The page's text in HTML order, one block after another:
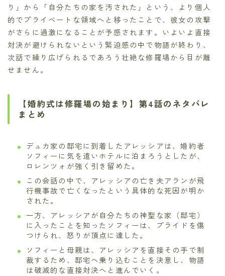
り」から「自分たちの家を汚された」という、より個人
的でプライベートな領域へと移ったことで、彼女の攻撃
がさらに過激になることが予感されます。いよいよ直接
対決が避けられないという緊迫感の中で物語が終わり、
次話で繰り広げられるであろう壮絶な修羅場から目が離
せません。
【婚約式は修羅場の始まり】第4話のネタバレ
まとめ
デュカ家の邸宅に到着したアレッシアは、婚約者
ソフィーに気を遣いホテルに泊まろうとしたが、
ロレンツォが強く引き留めた。
この会話の中で、アレッシアの亡き夫アランが飛
行機事故で亡くなったという具体的な死因が明か
された。
一方、アレッシアが自分たちの神聖な家（邸宅）
に入ったことを知ったソフィーは、プライドを傷
つけられ、怒りが頂点に達した。
ソフィーと母親は、アレッシアを直接その手で制
裁するため、邸宅へ乗り込むことを決意し、物語
は破滅的な直接対決へと進んでいく。